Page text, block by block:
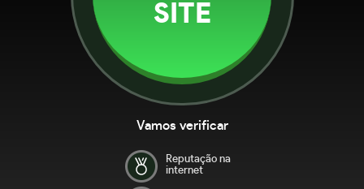
SITE
Vamos verificar
Reputação na
internet